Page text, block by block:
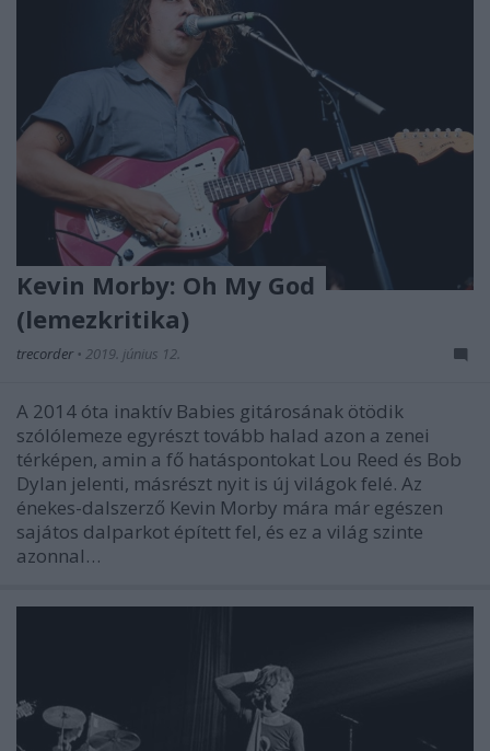
Kevin Morby: Oh My God
(lemezkritika)
trecorder • 2019. június 12.
A 2014 óta inaktív Babies gitárosának ötödik
szólólemeze egyrészt tovább halad azon a zenei
térképen, amin a fő hatáspontokat Lou Reed és Bob
Dylan jelenti, másrészt nyit is új világok felé. Az
énekes-dalszerző Kevin Morby mára már egészen
sajátos dalparkot épített fel, és ez a világ szinte
azonnal…